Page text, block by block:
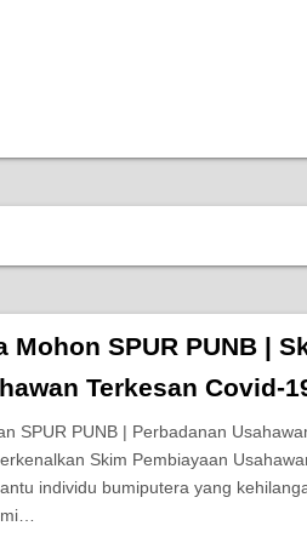
Mohon SPUR PUNB |
Terkesan Covid-
SPUR PUNB | Perbadanan
Skim Pembiayaan
individu bumiputera yang